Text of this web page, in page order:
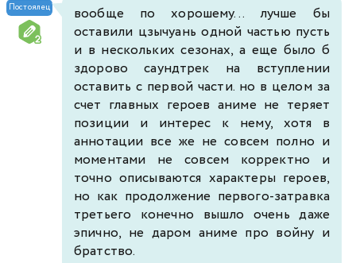
Постоялец
вообще по хорошему... лучше бы
оставили цзычуань одной частью пусть
и в нескольких сезонах, а еще было б
здорово саундтрек на вступлении
оставить с первой части. но в целом за
счет главных героев аниме не теряет
позиции и интерес к нему, хотя в
аннотации все же не совсем полно и
моментами не совсем корректно и
точно описываются характеры героев,
но как продолжение первого-затравка
третьего конечно вышло очень даже
эпично, не даром аниме про войну и
братство.